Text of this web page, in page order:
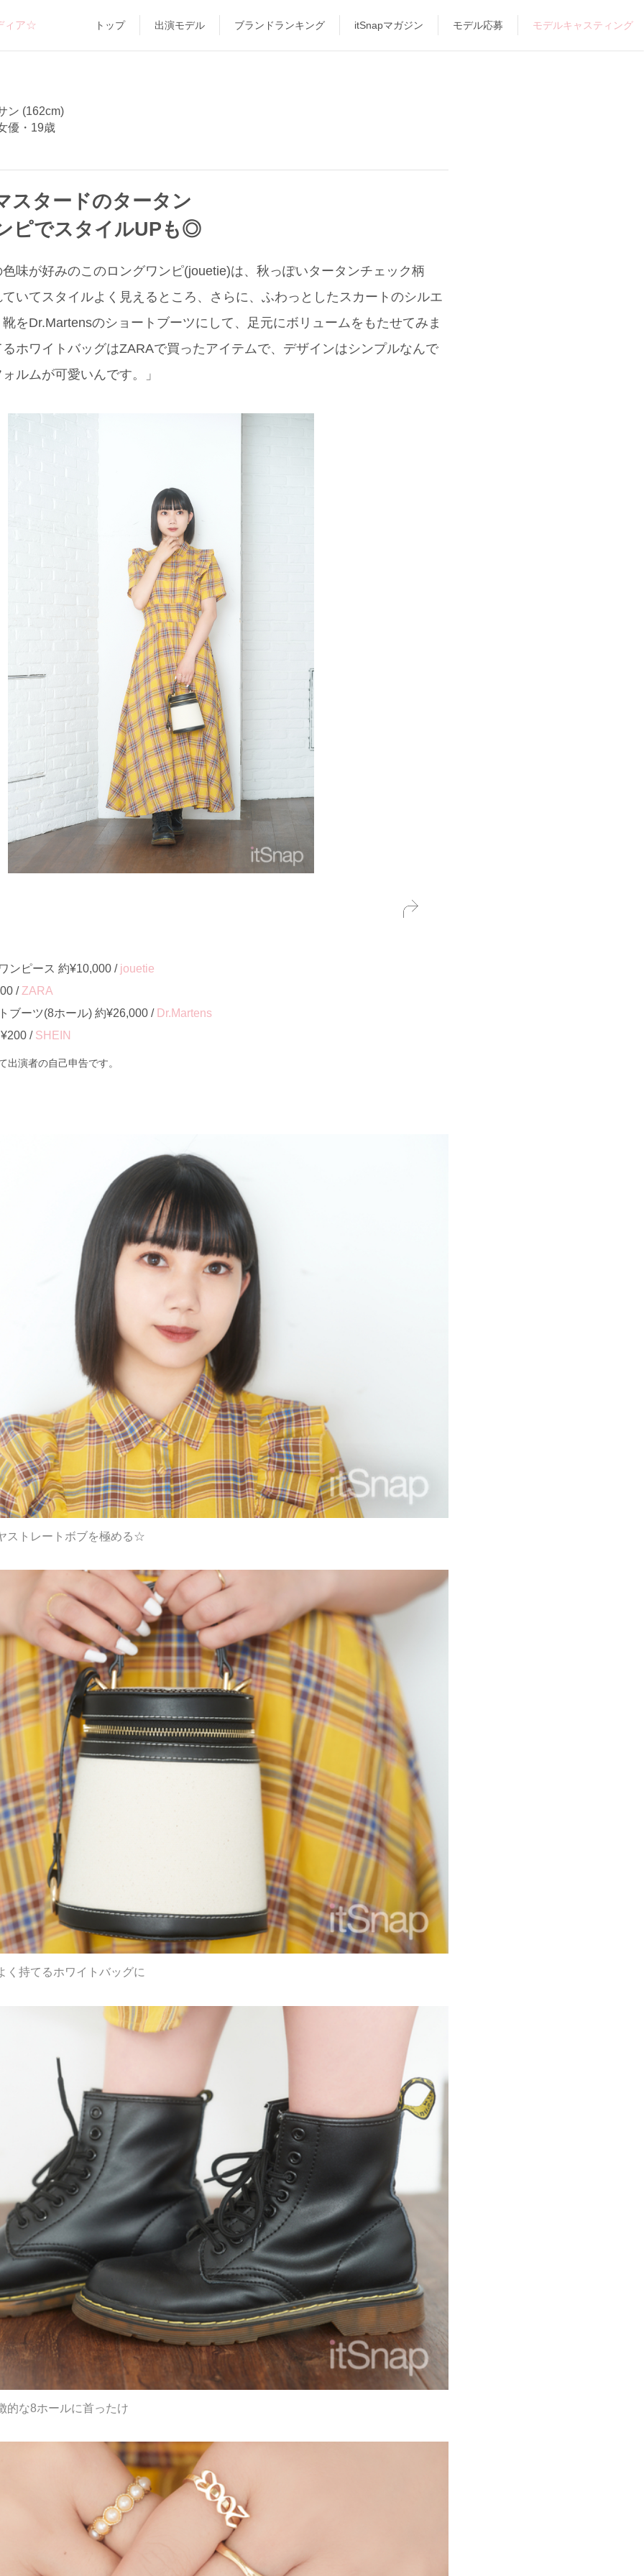
ィア☆ トップ 出演モデル ブランドランキング itSnapマガジン モデル応募 モデルキャスティング
ン (162cm)
優・19歳
スタードのタータン
ピでスタイルUPも◎
味が好みのこのロングワンピ(jouetie)は、秋っぽいタータンチェック柄
いてスタイルよく見えるところ、さらに、ふわっとしたスカートのシルエ
Dr.Martensのショートブーツにして、足元にボリュームをもたせてみま
ホワイトバッグはZARAで買ったアイテムで、デザインはシンプルなんで
ルムが可愛いんです。」
ンピース 約¥10,000 / jouetie
/ ZARA
ブーツ(8ホール) 約¥26,000 / Dr.Martens
/ SHEIN
演者の自己申告です。
ストレートボブを極める☆
く持てるホワイトバッグに
的な8ホールに首ったけ